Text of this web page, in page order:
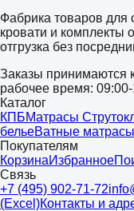
Фабрика товаров для
кровати и комплекты
отгрузка без
Заказы принимаются
рабочее время:
Каталог
КПБМатрасы
бельеВатные матрасы
Покупателям
КорзинаИзбранное
Связь
+7 (495) 902-71-72
(Excel)Контакты и